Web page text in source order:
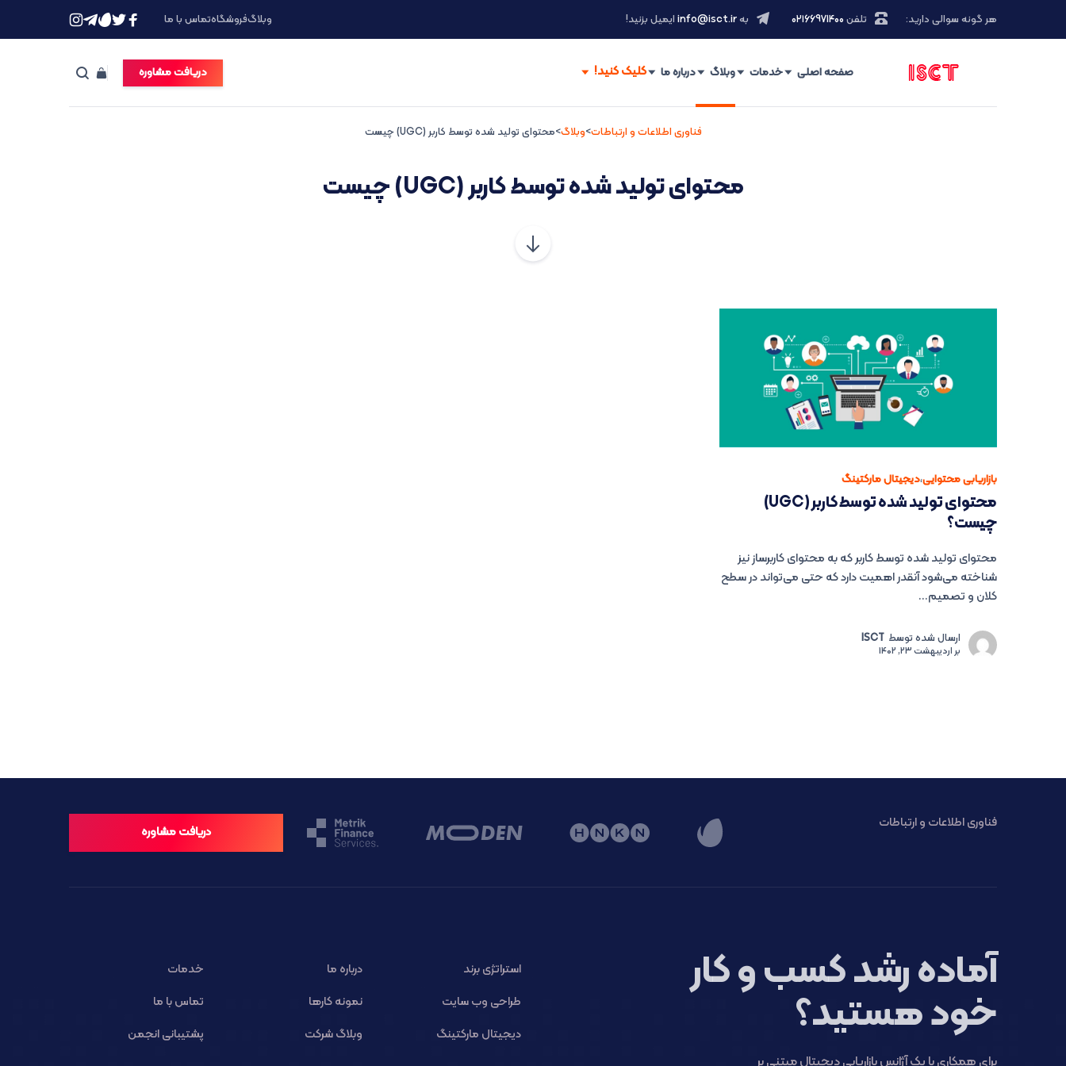
هر گونه سوالی دارید: تلفن ۰۲۱66971400 بهinfo@isct.ir ایمیل بزنید! وبلاگفروشگاهتماس با ما
صفحه اصلی خدمات وبلاگ درباره ما دریافت مشاوره
فناوری اطلاعات و ارتباطات>وبلاگ>محتوای تولید شده توسط کاربر (UGC) چیست
محتوای تولید شده توسط کاربر (UGC) چیست
بازاریابی محتوایی،دیجیتال مارکتینگ
محتوای تولید شده توسط کاربر (UGC)
چیست؟
محتوای تولید شده توسط کاربر که به محتوای کاربرساز نیز
شناخته می‌شود آنقدر اهمیت دارد که حتی می‌تواند در سطح
کلان و تصمیم...
ارسال شده توسط ISCT
براردیبهشت 23, 1402
فناوری اطلاعات و ارتباطات
دریافت مشاوره
آماده رشد کسب و کار
خود هستید؟
برای همکاری با یک آژانس بازاریابی دیجیتال مبتنی بر
استراتژی برند درباره ما
خدمات
طراحی وب سایت
نمونه کارها
تماس با ما
دیجیتال مارکتینگ
وبلاگ شرکت پشتیبانی انجمن